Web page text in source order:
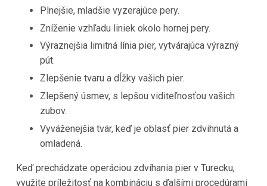
Plnejšie, mladšie vyzerajúce pery.
Zníženie vzhľadu liniek okolo hornej pery.
Výraznejšia limitná línia pier, vytvárajúca výrazný
pút.
Zlepšenie tvaru a dĺžky vašich pier.
Zlepšený úsmev, s lepšou viditeľnosťou vašich
zubov.
Vyváženejšia tvár, keď je oblasť pier zdvihnutá a
omladená.
Keď prechádzate operáciou zdvíhania pier v Turecku,
využite príležitosť na kombináciu s ďalšími procedúrami